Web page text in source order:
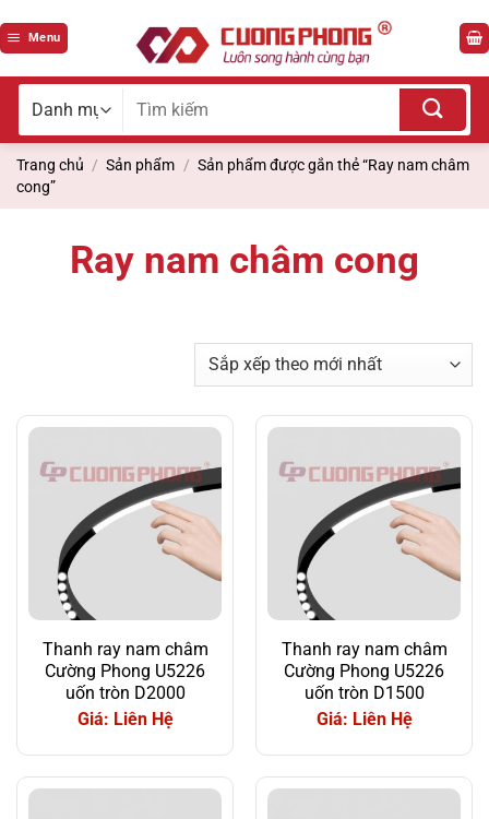
qua
Menu
Tìm
Trang chủ / Sản phẩm / Sản phẩm được gắn thẻ “Ray nam châm
cong”
Ray nam châm cong
Thanh ray nam châm
Cường Phong U5226
uốn tròn D2000
Giá: Liên Hệ
Thanh ray nam châm
Cường Phong U5226
uốn tròn D1500
Giá: Liên Hệ